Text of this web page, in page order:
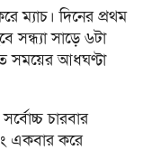
ম্যাচ। দিনের প্রথম
সন্ধ্যা সাড়ে ৬টা
সময়ের আধঘণ্টা
চারবার
একবার করে